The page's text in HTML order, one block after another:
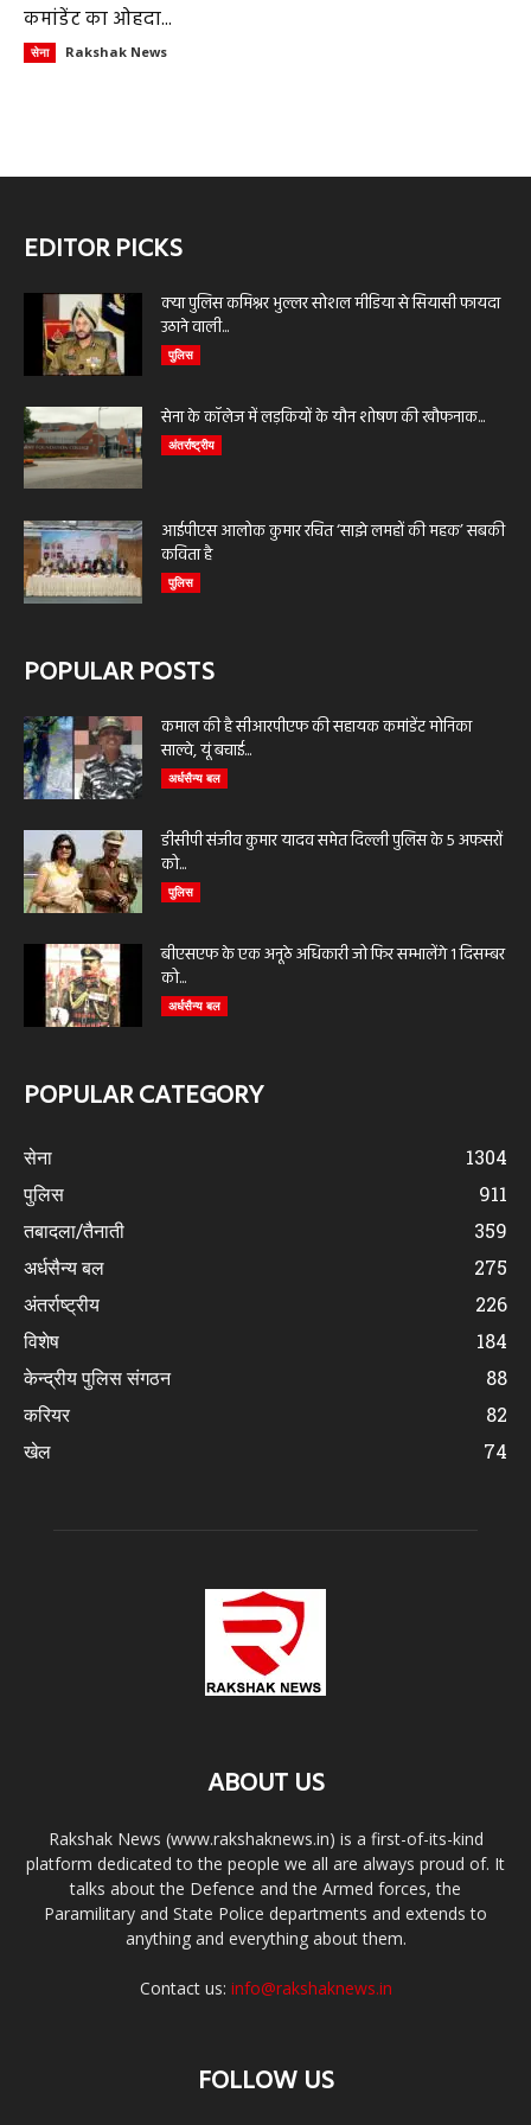
कमांडेंट का ओहदा...
सेना Rakshak News
EDITOR PICKS
क्या पुलिस कमिश्नर भुल्लर सोशल मीडिया से सियासी फायदा
उठाने वाली...
पुलिस
सेना के कॉलेज में लड़कियों के यौन शोषण की खौफनाक...
अंतर्राष्ट्रीय
आईपीएस आलोक कुमार रचित ‘साझे लमहों की महक’ सबकी
कविता है
पुलिस
POPULAR POSTS
कमाल की है सीआरपीएफ की सहायक कमांडेंट मोनिका
साल्वे, यूं बचाई...
अर्धसैन्य बल
डीसीपी संजीव कुमार यादव समेत दिल्ली पुलिस के 5 अफसरों
को...
पुलिस
बीएसएफ के एक अनूठे अधिकारी जो फिर सम्भालेंगे 1 दिसम्बर
को...
अर्धसैन्य बल
POPULAR CATEGORY
सेना
1304
पुलिस
911
तबादला/तैनाती
359
अर्धसैन्य बल
275
अंतर्राष्ट्रीय
226
विशेष
184
केन्द्रीय पुलिस संगठन
88
करियर
82
खेल
74
ABOUT US
Rakshak News (www.rakshaknews.in) is a first-of-its-kind
platform dedicated to the people we all are always proud of. It
talks about the Defence and the Armed forces, the
Paramilitary and State Police departments and extends to
anything and everything about them.
Contact us: info@rakshaknews.in
FOLLOW US